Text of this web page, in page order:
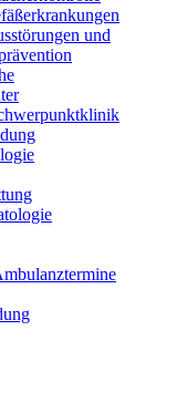
und